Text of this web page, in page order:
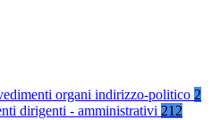
organi indirizzo-politico 2
dirigenti - amministrativi 212